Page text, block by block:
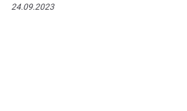
24.09.2023